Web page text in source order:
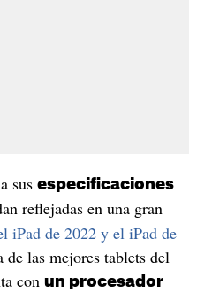
sus especificaciones
reflejadas en una gran
iPad de 2022 y el iPad de
de las mejores tablets del
con un procesador